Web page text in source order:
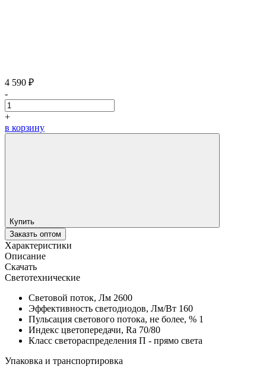
4 590 ₽
-
+
в корзину
Купить
Заказть оптом
Характеристики
Описание
Скачать
Светотехнические
Световой поток, Лм 2600
Эффективность светодиодов, Лм/Вт 160
Пульсация светового потока, не более, % 1
Индекс цветопередачи, Ra 70/80
Класс светораспределения П - прямо света
Упаковка и транспортировка